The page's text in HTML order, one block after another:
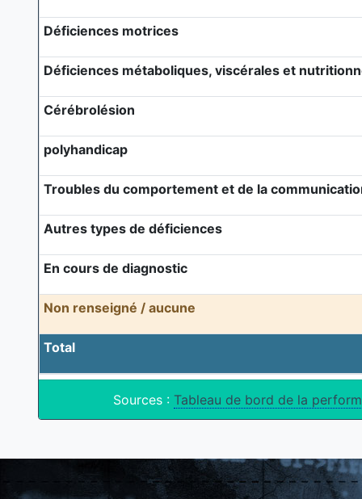
Déficiences motrices
Déficiences métaboliques, viscérales et
Cérébrolésion
polyhandicap
Troubles du comportement et de la
Autres types de déficiences
En cours de diagnostic
Non renseigné / aucune
Total
Sources : Tableau de bord de la